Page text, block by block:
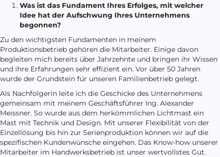
Was ist das Fundament Ihres Erfolges, mit welcher
Idee hat der Aufschwung Ihres Unternehmens
begonnen?
Zu den wichtigsten Fundamenten in meinem
Produktionsbetrieb gehören die Mitarbeiter. Einige davon
begleiten mich bereits über Jahrzehnte und bringen ihr Wissen
und ihre Erfahrungen sehr effizient ein. Vor über 50 Jahren
wurde der Grundstein für unseren Familienbetrieb gelegt.
Als Nachfolgerin leite ich die Geschicke des Unternehmens
gemeinsam mit meinem Geschäftsführer Ing. Alexander
Meissner. So wurde aus dem herkömmlichen Lichtmast ein
Mast mit Technik und Design. Mit unserer Flexibilität von der
Einzellösung bis hin zur Serienproduktion können wir auf die
spezifischen Kundenwünsche eingehen. Das Know-how unserer
Mitarbeiter im Handwerksbetrieb ist unser wertvollstes Gut.